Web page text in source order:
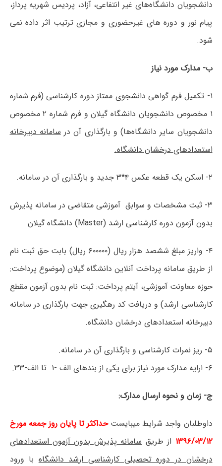
دانشجویان دانشگاه‌های غیر انتفاعی، آزاد، پردیس شهریه ‏پرداز،
پیام نور و دوره‏ های غیرحضوری و مجازی ترتیب اثر داده نمی‏
شود.
ب- مدارک مورد نیاز
۱- تکمیل فرم گواهی دانشجوی ممتاز دوره کارشناسی (فرم شماره
۱ مخصوص دانشجویان دانشگاه گیلان و فرم شماره ۲ مخصوص
دانشجویان سایر دانشگاه‌ها) و بارگذاری آن درسامانه دبیرخانه
استعدادهای درخشان دانشگاه.
۲- اسکن یک قطعه عکس ۴*۳ جدید و بارگذاری آن در سامانه.
۳- ثبت مشخصات و سوابق آموزشی متقاضی در سامانه پذیرش
بدون آزمون دوره کارشناسی ارشد (Master) دانشگاه گیلان
۴- واریز مبلغ ششصد هزار ریال (۶۰۰۰۰۰ ریال) بابت حق ثبت نام
از طریق سامانه پرداخت آنلاین دانشگاه گیلان (موضوع پرداخت:
حوزه معاونت آموزشی، آیتم پرداخت: ثبت نام بدون آزمون مقطع
کارشناسی ارشد) و دریافت کد رهگیری جهت بارگذاری در سامانه
دبیرخانه استعدادهای درخشان دانشگاه.
۵- ریز نمرات کارشناسی و بارگذاری آن در سامانه.
۶- ارایه مدارک مورد نیاز برای یکی از بندهای الف -۱ تا الف-۳۳.
ج- زمان و نحوه ارسال مدارک:
داوطلبان واجد شرایط می‏بایستحداکثر تا پایان روز جمعه مورخ
۱۳۹۶/۰۳/۱۲ از طریقسامانهپذیرش بدون آزمون استعدادهای
درخشان در دوره تحصیلی کارشناسی ارشد دانشگاهبا ورود